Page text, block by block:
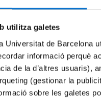
utilitza galetes
Universitat de Barcelona
informació perquè
de la d’altres usuaris),
(gestionar la
sobre les galetes